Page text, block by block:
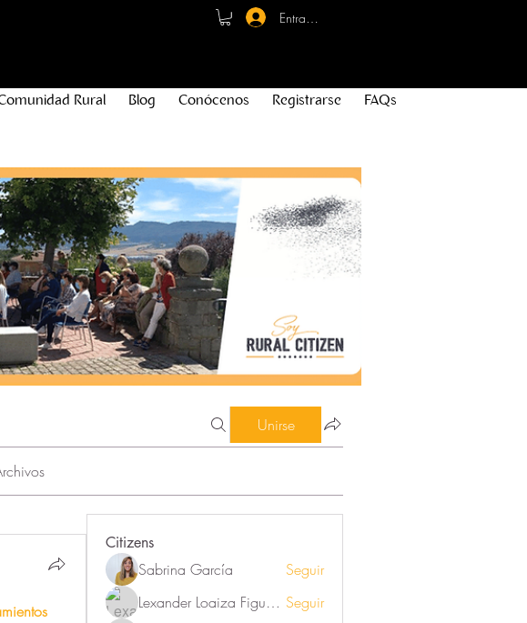
Entrar - Registro
Rural Blog Conócenos Registrarse FAQs
Unirse
Citizens
Sabrina García
Seguir
Lexander Loaiza Figueroa Seguir